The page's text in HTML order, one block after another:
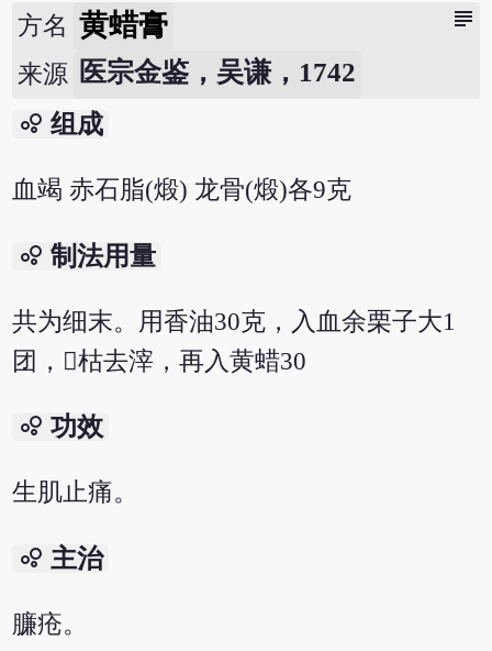
subject
方名 黄蜡膏
来源 医宗金鉴，吴谦，1742
bubble_chart 组成
血竭 赤石脂(煅) 龙骨(煅)各9克
bubble_chart 制法用量
共为细末。用香油30克，入血余栗子大1
团，枯去滓，再入黄蜡30
bubble_chart 功效
生肌止痛。
bubble_chart 主治
臁疮。